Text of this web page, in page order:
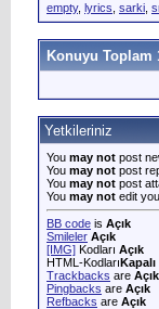
empty, lyrics sarki
Konuyu Toplam
Yetkileriniz
You may not post
You may not post
You may not post
You may not edit
BB code is Açık
Smileler Açık
[IMG] Kodları Açık
HTML-KodlarıKapalı
Trackbacks are Açık
Pingbacks are Açık
Refbacks are Açık